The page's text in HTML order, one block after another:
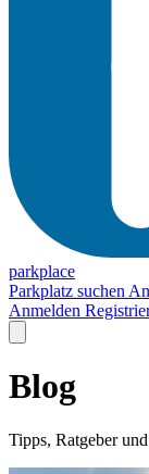
parkplace
Parkplatz suchen
Anmelden
Blog
Tipps, Ratgeber